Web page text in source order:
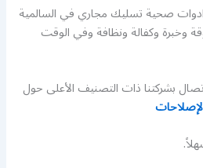
صحية تسليك مجاري في السالمية
وخبرة وكفالة ونظافة وفي الوقت
بشركتنا ذات التصنيف الأعلى حول